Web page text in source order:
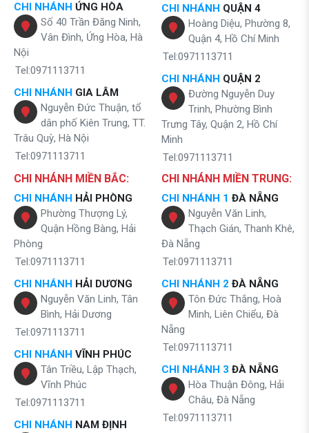
CHI NHÁNH ỨNG HÒA
Số 40 Trần Đăng Ninh,
Vân Đình, Ứng Hòa, Hà
Nội
Tel:0971113711
CHI NHÁNH GIA LÂM
Nguyễn Đức Thuận, tổ
dân phố Kiên Trung, TT.
Trâu Quỳ, Hà Nội
Tel:0971113711
CHI NHÁNH QUẬN 4
Hoàng Diệu, Phường 8,
Quận 4, Hồ Chí Minh
Tel:0971113711
CHI NHÁNH QUẬN 2
Đường Nguyễn Duy
Trinh, Phường Bình
Trưng Tây, Quận 2, Hồ Chí
Minh
Tel:0971113711
CHI NHÁNH MIỀN BẮC:
CHI NHÁNH HẢI PHÒNG
Phường Thượng Lý,
Quận Hồng Bàng, Hải
Phòng
Tel:0971113711
CHI NHÁNH HẢI DƯƠNG
Nguyễn Văn Linh, Tân
Bình, Hải Dương
Tel:0971113711
CHI NHÁNH VĨNH PHÚC
Tân Triều, Lập Thạch,
Vĩnh Phúc
Tel:0971113711
CHI NHÁNH NAM ĐỊNH
CHI NHÁNH MIỀN TRUNG:
CHI NHÁNH 1 ĐÀ NẴNG
Nguyễn Văn Linh,
Thạch Gián, Thanh Khê,
Đà Nẵng
Tel:0971113711
CHI NHÁNH 2 ĐÀ NẴNG
Tôn Đức Thắng, Hoà
Minh, Liên Chiểu, Đà
Nẵng
Tel:0971113711
CHI NHÁNH 3 ĐÀ NẴNG
Hòa Thuận Đông, Hải
Châu, Đà Nẵng
Tel:0971113711